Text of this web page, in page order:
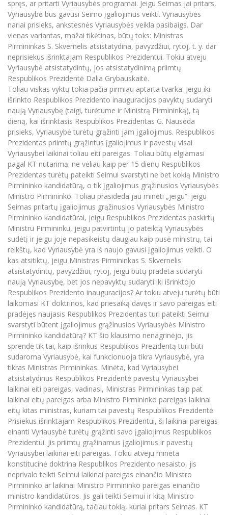
spręs, ar pritarti Vyriausybės programai. Jeigu Seimas jai pritars,
Vyriausybė bus gavusi Seimo įgaliojimus veikti. Vyriausybės
nariai prisieks, ankstesnės Vyriausybės veikla pasibaigs. Dar
vienas variantas, mažai tikėtinas, būtų toks: Ministras
Pirmininkas S. Skvernelis atsistatydina, pavyzdžiui, rytoj, t. y. dar
neprisiekus išrinktajam Respublikos Prezidentui. Tokiu atveju
Vyriausybė atsistatydintų, jos atsistatydinimą priimtų
Respublikos Prezidentė Dalia Grybauskaitė.
Toliau viskas vyktų tokia pačia pirmiau aptarta tvarka. Jeigu iki
išrinkto Respublikos Prezidento inauguracijos pavyktų sudaryti
naują Vyriausybę (taigi, turėtume ir Ministrą Pirmininką), tą
dieną, kai išrinktasis Respublikos Prezidentas G. Nausėda
prisieks, Vyriausybė turėtų grąžinti jam įgaliojimus. Respublikos
Prezidentas priimtų grąžintus įgaliojimus ir pavestų visai
Vyriausybei laikinai toliau eiti pareigas. Toliau būtų elgiamasi
pagal KT nutarimą: ne vėliau kaip per 15 dienų Respublikos
Prezidentas turėtų pateikti Seimui svarstyti ne bet kokią Ministro
Pirmininko kandidatūrą, o tik įgaliojimus grąžinusios Vyriausybės
Ministro Pirmininko. Toliau prasideda jau minėti „jeigu“: jeigu
Seimas pritartų įgaliojimus grąžinusios Vyriausybės Ministro
Pirmininko kandidatūrai, jeigu Respublikos Prezidentas paskirtų
Ministru Pirmininku, jeigu patvirtintų jo pateiktą Vyriausybės
sudėtį ir jeigu joje nepasikeistų daugiau kaip pusė ministrų, tai
reikštų, kad Vyriausybė yra iš naujo gavusi įgaliojimus veikti. O
kas atsitiktų, jeigu Ministras Pirmininkas S. Skvernelis
atsistatydintų, pavyzdžiui, rytoj, jeigu būtų pradėta sudaryti
naują Vyriausybę, bet jos nepavyktų sudaryti iki išrinktojo
Respublikos Prezidento inauguracijos? Ar tokiu atveju turėtų būti
laikomasi KT doktrinos, kad priesaiką davęs ir savo pareigas eiti
pradėjęs naujasis Respublikos Prezidentas turi pateikti Seimui
svarstyti būtent įgaliojimus grąžinusios Vyriausybės Ministro
Pirmininko kandidatūrą? KT šio klausimo nenagrinėjo, jis
sprendė tik tai, kaip išrinkus Respublikos Prezidentą turi būti
sudaroma Vyriausybė, kai funkcionuoja tikra Vyriausybė, yra
tikras Ministras Pirmininkas. Minėta, kad Vyriausybei
atsistatydinus Respublikos Prezidentė pavestų Vyriausybei
laikinai eiti pareigas, vadinasi, Ministras Pirmininkas taip pat
laikinai eitų pareigas arba Ministro Pirmininko pareigas laikinai
eitų kitas ministras, kuriam tai pavestų Respublikos Prezidentė.
Prisiekus išrinktajam Respublikos Prezidentui, ši laikinai pareigas
einanti Vyriausybė turėtų grąžinti savo įgaliojimus Respublikos
Prezidentui. Jis priimtų grąžinamus įgaliojimus ir pavestų
Vyriausybei laikinai eiti pareigas. Tokiu atveju minėta
konstitucinė doktrina Respublikos Prezidento nesaisto, jis
neprivalo teikti Seimui laikinai pareigas einančio Ministro
Pirmininko ar laikinai Ministro Pirmininko pareigas einančio
ministro kandidatūros. Jis gali teikti Seimui ir kitą Ministro
Pirmininko kandidatūrą, tačiau tokią, kuriai pritars Seimas. KT